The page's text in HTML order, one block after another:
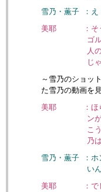
雪乃・薫子
：
美耶
：
ゴ
人
じ
～雪乃のショッ
た雪乃の動画を
美耶
：
ン
こ
乃
雪乃・薫子：
い
美耶
：